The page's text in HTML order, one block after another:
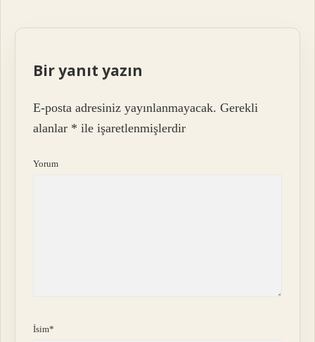
Bir yanıt yazın
E-posta adresiniz yayınlanmayacak. Gerekli
alanlar * ile işaretlenmişlerdir
Yorum
İsim*